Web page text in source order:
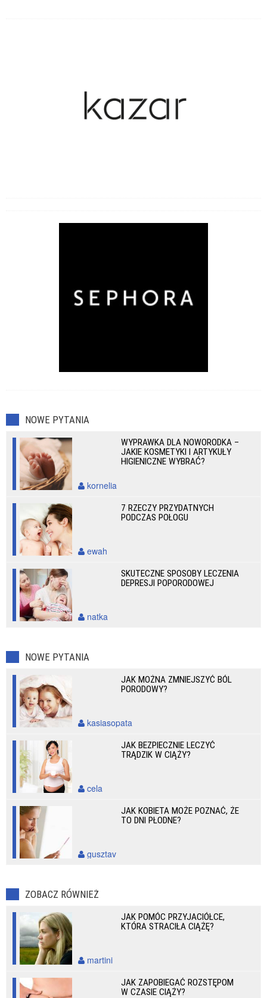
NOWE PYTANIA
WYPRAWKA DLA NOWORODKA –
JAKIE KOSMETYKI I ARTYKUŁY
HIGIENICZNE WYBRAĆ?
kornelia
7 RZECZY PRZYDATNYCH
PODCZAS POŁOGU
ewah
SKUTECZNE SPOSOBY LECZENIA
DEPRESJI POPORODOWEJ
natka
NOWE PYTANIA
JAK MOŻNA ZMNIEJSZYĆ BÓL
PORODOWY?
kasiasopata
JAK BEZPIECZNIE LECZYĆ
TRĄDZIK W CIĄŻY?
cela
JAK KOBIETA MOŻE POZNAĆ, ŻE
TO DNI PŁODNE?
gusztav
ZOBACZ RÓWNIEŻ
JAK POMÓC PRZYJACIÓŁCE,
KTÓRA STRACIŁA CIĄŻĘ?
martini
JAK ZAPOBIEGAĆ ROZSTĘPOM
W CZASIE CIĄŻY?